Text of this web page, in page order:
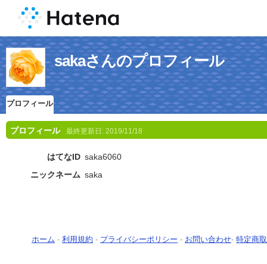
sakaさんのプロフィール
プロフィール
プロフィール 最終更新日: 2019/11/18
はてなID saka6060
ニックネーム saka
ホーム - 利用規約 - プライバシーポリシー - お問い合わせ- 特定商